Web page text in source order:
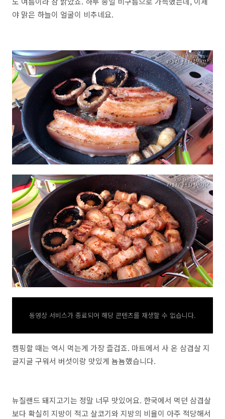
야 맑은 하늘이 얼굴이 비추네요.
동영상 서비스가 종료되어 해당 콘텐츠를 재생할 수 없습니다.
캠핑할 때는 역시 먹는게 가장 즐겁죠. 마트에서 사 온 삼겹살 지
글지글 구워서 버섯이랑 맛있게 뇸뇸했습니다.
뉴질랜드 돼지고기는 정말 너무 맛있어요. 한국에서 먹던 삼겹살
보다 확실히 지방이 적고 살코기와 지방의 비율이 아주 적당해서